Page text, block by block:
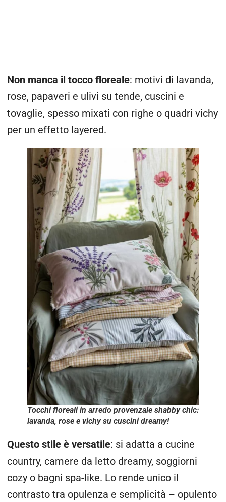
Non manca il tocco floreale: motivi di lavanda,
rose, papaveri e ulivi su tende, cuscini e
tovaglie, spesso mixati con righe o quadri vichy
per un effetto layered.
Tocchi floreali in arredo provenzale shabby chic:
lavanda, rose e vichy su cuscini dreamy!
Questo stile è versatile: si adatta a cucine
country, camere da letto dreamy, soggiorni
cozy o bagni spa-like. Lo rende unico il
contrasto tra opulenza e semplicità – opulento